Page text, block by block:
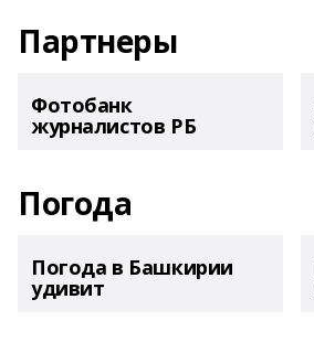
Партнеры
Фотобанк
журналистов РБ
Погода
Погода в Башкирии
удивит